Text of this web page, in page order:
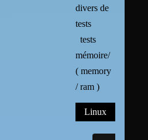
divers de
tests
tests
mémoire/
( memory
/ ram )
Linux